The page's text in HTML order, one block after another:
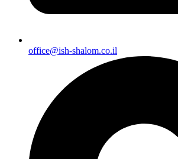
office@ish-shalom.co.il